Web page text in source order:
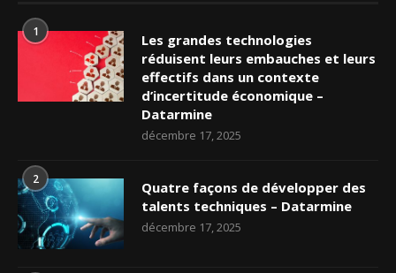
1
Les grandes technologies
réduisent leurs embauches et leurs
effectifs dans un contexte
d’incertitude économique –
Datarmine
décembre 17, 2025
2
Quatre façons de développer des
talents techniques – Datarmine
décembre 17, 2025